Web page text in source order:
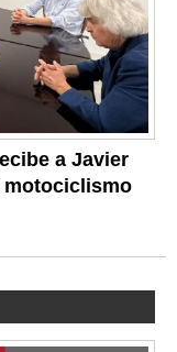
a Javier
motociclismo